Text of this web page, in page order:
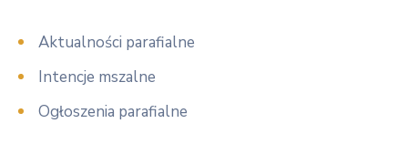
Aktualności parafialne
Intencje mszalne
Ogłoszenia parafialne